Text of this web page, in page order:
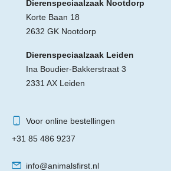
Dierenspeciaalzaak Nootdorp
Korte Baan 18
2632 GK Nootdorp
Dierenspeciaalzaak Leiden
Ina Boudier-Bakkerstraat 3
2331 AX Leiden
Voor online bestellingen
+31 85 486 9237
info@animalsfirst.nl